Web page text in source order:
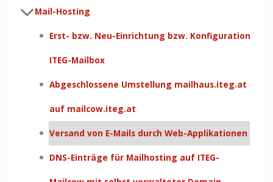
Mail-Hosting
Erst- bzw. Neu-Einrichtung bzw. Konfiguration
ITEG-Mailbox
Abgeschlossene Umstellung mailhaus.iteg.at
auf mailcow.iteg.at
Versand von E-Mails durch Web-Applikationen
DNS-Einträge für Mailhosting auf ITEG-